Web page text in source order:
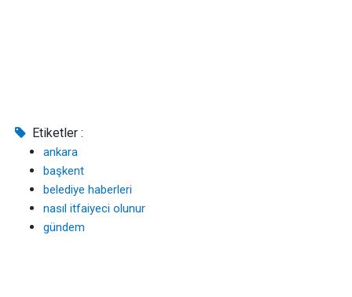
Etiketler :
ankara
başkent
belediye haberleri
nasıl itfaiyeci olunur
gündem